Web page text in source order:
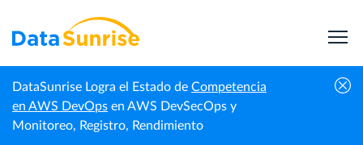
DataSunrise Logra el Estado de Competencia
en AWS DevOps en AWS DevSecOps y
Monitoreo, Registro, Rendimiento
Inicio
Centro de
Conocimiento
Cumplimiento Normativo de